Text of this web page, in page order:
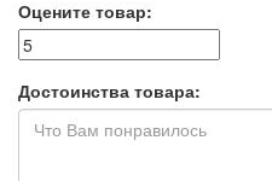
Оцените товар:
Достоинства товара: